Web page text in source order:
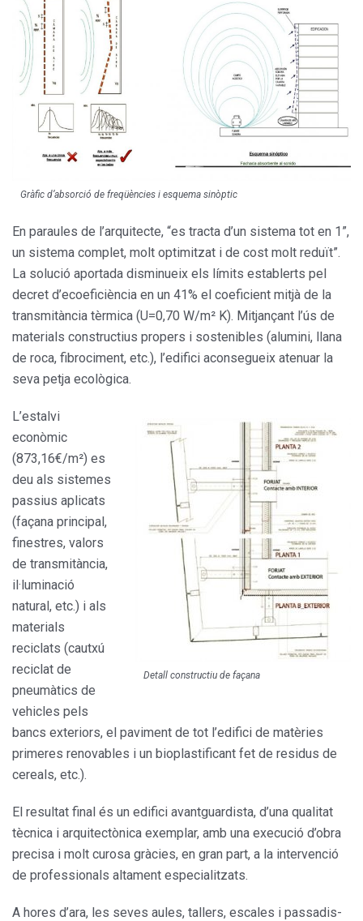
Gràfic d’absorció de freqüències i esquema sinòptic
En paraules de l’arquitecte, “es tracta d’un sistema tot en 1”,
un sistema complet, molt optimitzat i de cost molt reduït”.
La solució aportada disminueix els límits esta­blerts pel
decret d’ecoeficiència en un 41% el coeficient mitjà de la
transmitància tèrmica (U=0,70 W/m² K). Mit­jançant l’ús de
materials constructius propers i soste­nibles (alumini, llana
de roca, fibrociment, etc.), l’edifici aconsegueix atenuar la
seva petja ecològica.
Detall constructiu de façana
L’estalvi
econòmic
(873,16€/m²) es
deu als sistemes
passius aplicats
(façana principal,
finestres, valors
de transmitància,
il·luminació
natural, etc.) i als
materials
reciclats (cautxú
reciclat de
pneumàtics de
vehicles pels
bancs exteriors, el paviment de tot l’edifici de matèries
primeres renovables i un bioplastificant fet de residus de
cereals, etc.).
El resultat final és un edifici avantguardista, d’una quali­tat
tècnica i arquitectònica exemplar, amb una execució d’obra
precisa i molt curosa gràcies, en gran part, a la intervenció
de professionals altament especialitzats.
A hores d’ara, les seves aules, tallers, escales i passadis­